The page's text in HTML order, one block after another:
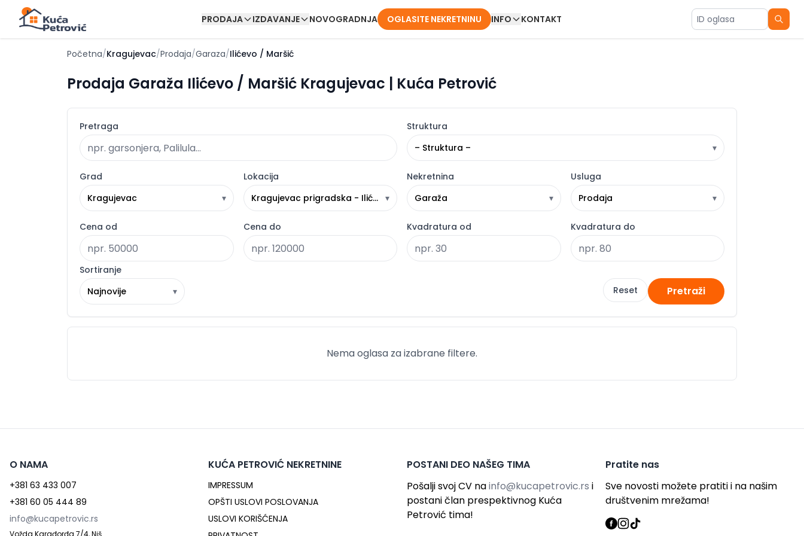
PRODAJA IZDAVANJE NOVOGRADNJA OGLASITE NEKRETNINU INFO KONTAKT ID oglasa
Početna/Kragujevac/Prodaja/Garaza/Ilićevo / Maršić
Prodaja Garaža Ilićevo / Maršić Kragujevac | Kuća Petrović
Pretraga
Struktura
– Struktura –
▾
Grad
Kragujevac
▾
Lokacija
Kragujevac prigradska - Ilićevo / Maršić
▾
Nekretnina
Garaža
▾
Usluga
Prodaja
▾
Cena od Cena do Kvadratura od Kvadratura do
Sortiranje
Najnovije
▾ Reset Pretraži
Nema oglasa za izabrane filtere.
O NAMA
+381 63 433 007
+381 60 05 444 89
info@kucapetrovic.rs
Vožda Karađorđa 7/4, Niš
KUĆA PETROVIĆ NEKRETNINE
IMPRESSUM
OPŠTI USLOVI POSLOVANJA
USLOVI KORIŠĆENJA
POSTANI DEO NAŠEG TIMA
Pošalji svoj CV nainfo@kucapetrovic.rs i
postani član prespektivnog Kuća
Petrović tima!
Pratite nas
Sve novosti možete pratiti i na našim
društvenim mrežama!